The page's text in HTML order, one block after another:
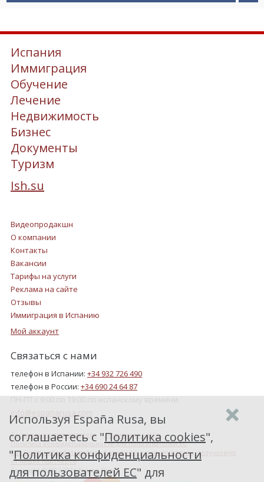
Испания
Иммиграция
Обучение
Лечение
Недвижимость
Бизнес
Документы
Туризм
Ish.su
Видеопродакшн
О компании
Контакты
Вакансии
Тарифы на услуги
Реклама на сайте
Отзывы
Иммиграция в Испанию
Мой аккаунт
Связаться с нами
телефон в Испании: +34 932 726 490
телефон в России: +34 690 24 64 87
ПН-ПТ с 9:00 по 19:00 по испанскому времени.
Соглашение пользователя
Политика cookies
Политика конфиденциальности для пользователей ЕС
Как Google обрабатывает информацию о пользователях, получаемую
от наших партнеров
Copyright ©2007-2026 Espana Rusa
Используя España Rusa, вы
соглашаетесь с "Политика cookies",
"Политика конфиденциальности
для пользователей ЕС" для